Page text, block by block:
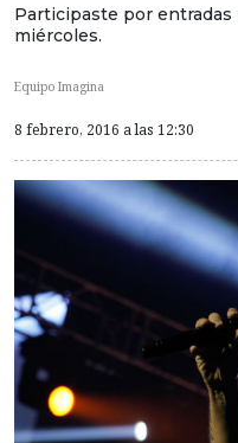
Participaste por entradas
miércoles.
Equipo Imagina
8 febrero, 2016 a las 12:30